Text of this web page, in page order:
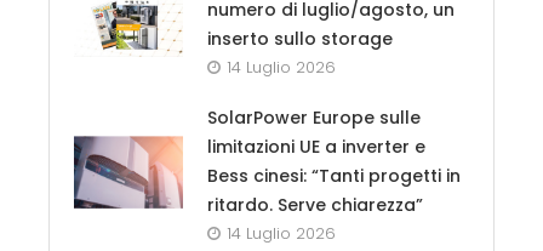
numero di luglio/agosto, un
inserto sullo storage
14 Luglio 2026
SolarPower Europe sulle
limitazioni UE a inverter e
Bess cinesi: “Tanti progetti in
ritardo. Serve chiarezza”
14 Luglio 2026